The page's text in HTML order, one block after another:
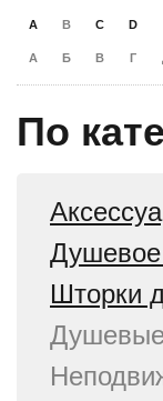
A B C D
А Б В Г
По
Душевое
Шторки